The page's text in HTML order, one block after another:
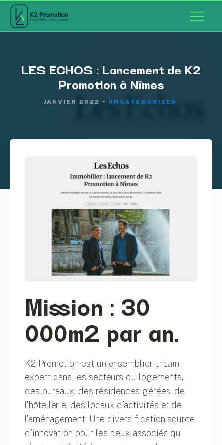
LES ECHOS : Lancement de K2
Promotion à Nîmes
JANVIER 2022 • UNCATEGORIZED
Mission : 30
000m2 par an.
K2 Promotion est un ensemblier urbain
expert dans les secteurs du logements,
des bureaux, des résidences gérées, de
l’hôtellerie, des locaux d’activités et de
l’aménagement. Une diversification source
d’innovation pour les deux associés qui